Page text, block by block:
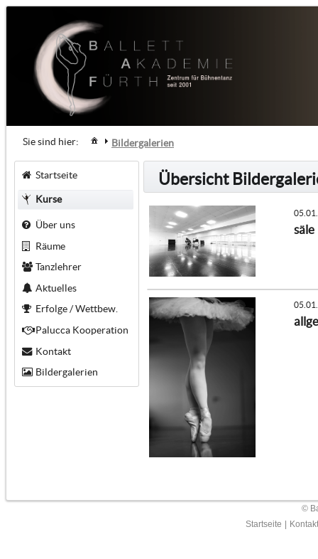
Sie sind hier: Bildergalerien
Startseite
Kurse
Über uns
Räume
Tanzlehrer
Aktuelles
Erfolge / Wettbew.
Palucca Kooperation
Kontakt
Bildergalerien
Übersicht
säle
©
Startseite
Kontakt